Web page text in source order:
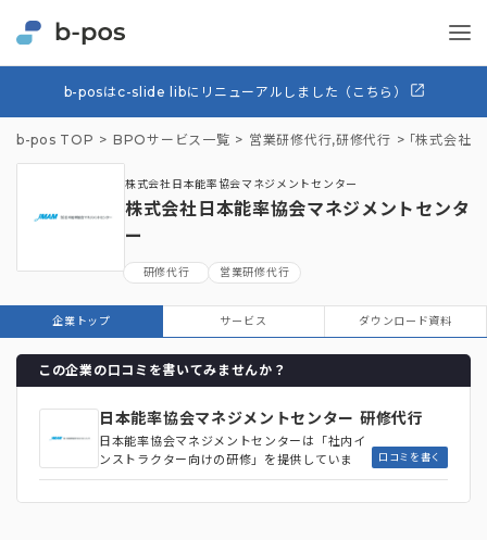
b-posはc-slide libにリニューアルしました（こちら）
b-pos TOP BPOサービス一覧 営業研修代行,研修代行 「株式会社
株式会社日本能率協会マネジメントセンター
株式会社日本能率協会マネジメントセンタ
ー
研修代行 営業研修代行
企業トップ サービス ダウンロード資料
この企業の口コミを書いてみませんか？
日本能率協会マネジメントセンター 研修代行
日本能率協会マネジメントセンターは「社内イ
ンストラクター向けの研修」を提供していま
す。インストラクターに必要な心がまえから講
口コミを書く